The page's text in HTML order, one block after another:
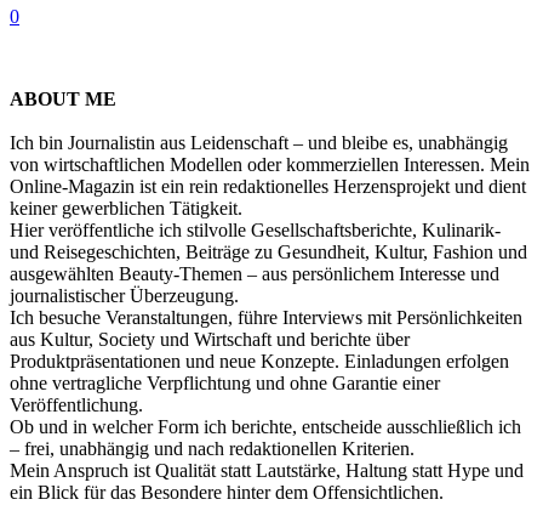
0
ABOUT ME
Ich bin Journalistin aus Leidenschaft – und bleibe es, unabhängig
von wirtschaftlichen Modellen oder kommerziellen Interessen. Mein
Online-Magazin ist ein rein redaktionelles Herzensprojekt und dient
keiner gewerblichen Tätigkeit.
Hier veröffentliche ich stilvolle Gesellschaftsberichte, Kulinarik-
und Reisegeschichten, Beiträge zu Gesundheit, Kultur, Fashion und
ausgewählten Beauty-Themen – aus persönlichem Interesse und
journalistischer Überzeugung.
Ich besuche Veranstaltungen, führe Interviews mit Persönlichkeiten
aus Kultur, Society und Wirtschaft und berichte über
Produktpräsentationen und neue Konzepte. Einladungen erfolgen
ohne vertragliche Verpflichtung und ohne Garantie einer
Veröffentlichung.
Ob und in welcher Form ich berichte, entscheide ausschließlich ich
– frei, unabhängig und nach redaktionellen Kriterien.
Mein Anspruch ist Qualität statt Lautstärke, Haltung statt Hype und
ein Blick für das Besondere hinter dem Offensichtlichen.